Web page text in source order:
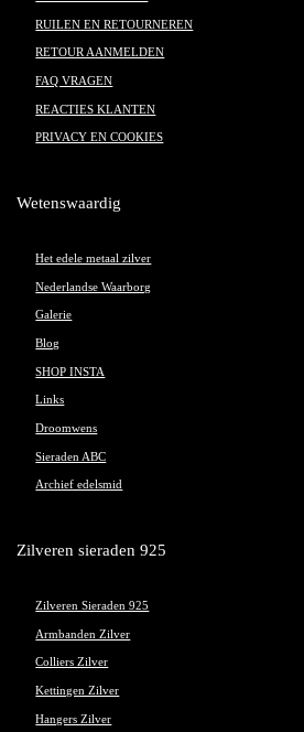
RUILEN EN RETOURNEREN
RETOUR AANMELDEN
FAQ VRAGEN
REACTIES KLANTEN
PRIVACY EN COOKIES
Wetenswaardig
Het edele metaal zilver
Nederlandse Waarborg
Galerie
Blog
SHOP INSTA
Links
Droomwens
Sieraden ABC
Archief edelsmid
Zilveren sieraden 925
Zilveren Sieraden 925
Armbanden Zilver
Colliers Zilver
Kettingen Zilver
Hangers Zilver